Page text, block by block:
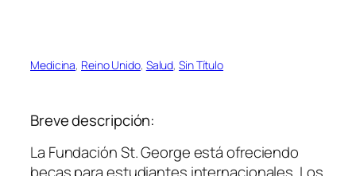
Medicina, Reino Unido, Salud, Sin Título
Breve descripción:
La Fundación St. George está ofreciendo